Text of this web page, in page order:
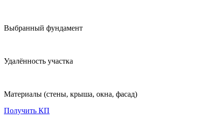
Выбранный фундамент
Удалённость участка
Материалы (стены, крыша, окна, фасад)
Получить КП